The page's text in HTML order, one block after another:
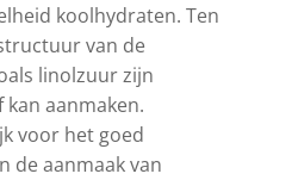
koolhydraten. Ten
van de
linolzuur zijn
aanmaken.
voor het goed
de aanmaak van